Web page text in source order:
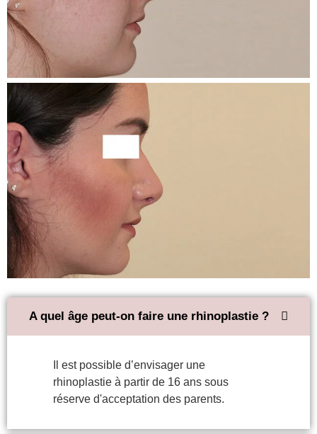
A quel âge peut-on faire une rhinoplastie ?
Il est possible d’envisager une
rhinoplastie à partir de 16 ans sous
réserve d'acceptation des parents.